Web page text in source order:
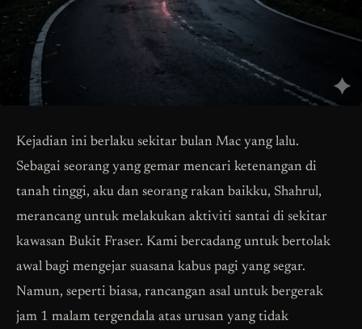
Kejadian ini berlaku sekitar bulan Mac yang lalu.
Sebagai seorang yang gemar mencari ketenangan di
tanah tinggi, aku dan seorang rakan baikku, Shahrul,
merancang untuk melakukan aktiviti santai di sekitar
kawasan Bukit Fraser. Kami bercadang untuk bertolak
awal bagi mengejar suasana kabus pagi yang segar.
Namun, seperti biasa, rancangan asal untuk bergerak
jam 1 malam tergendala atas urusan yang tidak